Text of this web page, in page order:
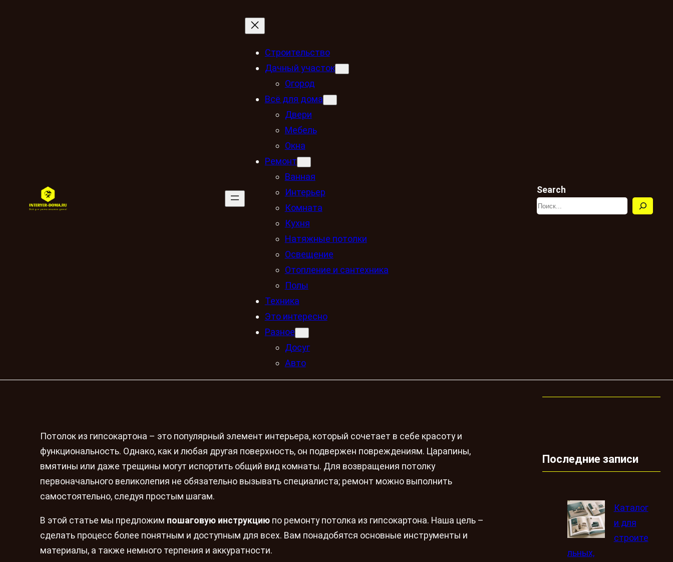
Строительство
Дачный участок
Огород
Всё для дома
Двери
Мебель
Окна
Ремонт
Ванная
Интерьер
Комната
Кухня
Натяжные потолки
Освещение
Отопление и сантехника
Полы
Техника
Это интересно
Разное
Досуг
Авто
Search
Потолок из гипсокартона – это популярный элемент интерьера, который сочетает в себе красоту и
функциональность. Однако, как и любая другая поверхность, он подвержен повреждениям. Царапины,
вмятины или даже трещины могут испортить общий вид комнаты. Для возвращения потолку
первоначального великолепия не обязательно вызывать специалиста; ремонт можно выполнить
самостоятельно, следуя простым шагам.
В этой статье мы предложим пошаговую инструкцию по ремонту потолка из гипсокартона. Наша цель –
сделать процесс более понятным и доступным для всех. Вам понадобятся основные инструменты и
материалы, а также немного терпения и аккуратности.
Последние записи
Каталог
и для
строите
льных,